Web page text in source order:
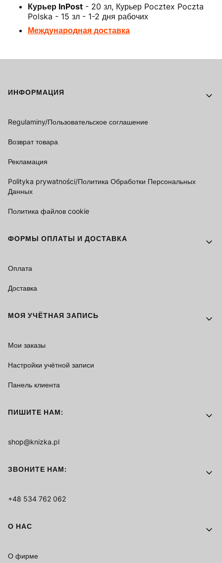
Курьер InPost - 20 зл, Курьер Pocztex Poczta
Polska - 15 зл - 1-2 дня рабочих
Международная доставка
Footer menu
ИНФОРМАЦИЯ
Regulaminy/Пользовательское соглашение
Возврат товара
Рекламация
Polityka prywatności/Политика Обработки Персональных
Данных
Политика файлов cookie
ФОРМЫ ОПЛАТЫ И ДОСТАВКА
Оплата
Доставка
МОЯ УЧЁТНАЯ ЗАПИСЬ
Мои заказы
Настройки учётной записи
Панель клиента
ПИШИТЕ НАМ:
shop@knizka.pl
ЗВОНИТЕ НАМ:
+48 534 762 062
О НАС
О фирме